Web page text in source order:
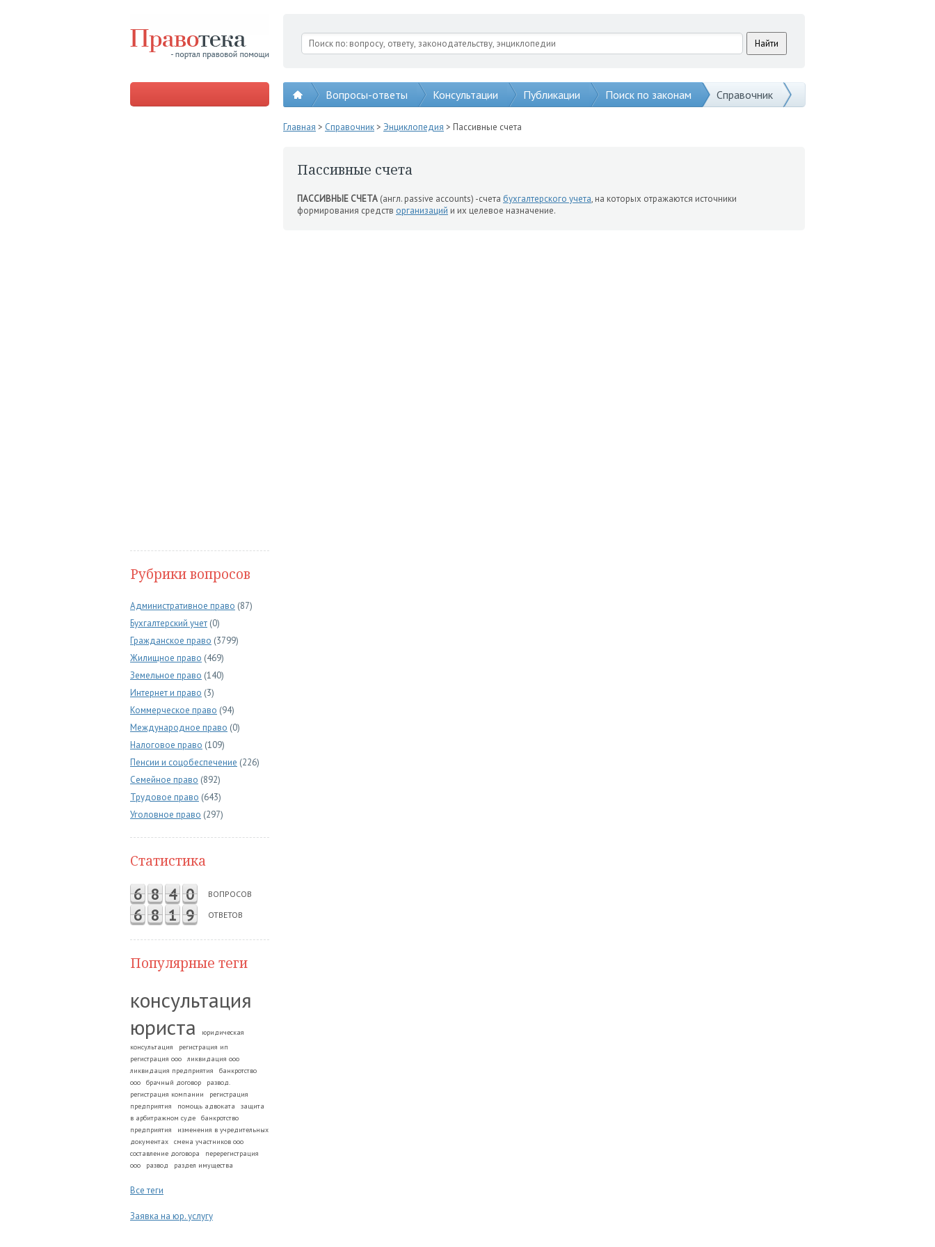
Вопросы-ответы Консультации Публикации Поиск по законам Справочник
Рубрики вопросов
Административное право (87)
Бухгалтерский учет (0)
Гражданское право (3799)
Жилищное право (469)
Земельное право (140)
Интернет и право (3)
Коммерческое право (94)
Международное право (0)
Налоговое право (109)
Пенсии и соцобеспечение (226)
Семейное право (892)
Трудовое право (643)
Уголовное право (297)
Статистика
6 8 4 0 ВОПРОСОВ
6 8 1 9 ОТВЕТОВ
Популярные теги
консультация
юриста
юридическая
консультация
регистрация ип
регистрация ооо
ликвидация ооо
ликвидация предприятия
банкротство
ооо
брачный договор
развод.
регистрация компании
регистрация
предприятия
помощь адвоката
защита
в арбитражном суде
банкротство
предприятия
изменения в учредительных
документах
смена участников ооо
составление договора
перерегистрация
ооо
развод раздел имущества
Все теги
Заявка на юр. услугу
Главная > Справочник> Энциклопедия > Пассивные счета
Пассивные счета
ПАССИВНЫЕ СЧЕТА (англ. passive accounts) -счета бухгалтерского учета, на которых отражаются источники
формирования средств организаций и их целевое назначение.